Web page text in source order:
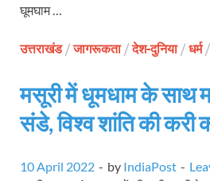
घूमघाम …
उत्तराखंड/जागरूकता/देश-दुनिया/ धर्म
मसूरी में धूमधाम के साथ
संडे, विश्व शांति की करी
10 April 2022 - by IndiaPost -